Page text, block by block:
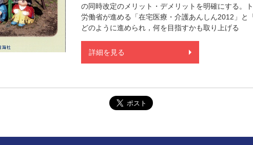
の同時改定のメリット・デメリットを明確にする。
労働省が進める「在宅医療・介護あんしん2012」と
どのように進められ，何を目指すかも取り上げる
詳細を見る